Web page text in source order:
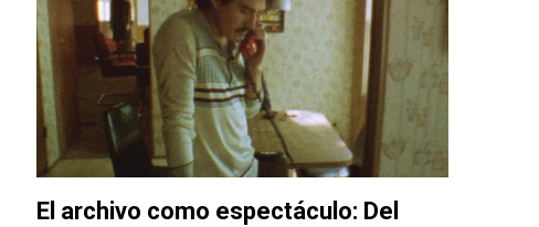
El archivo como espectáculo: Del